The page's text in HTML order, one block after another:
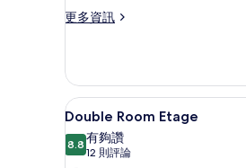
相
更多資訊
更
Superior
的
詳
顯
示
Double
4
Double Room Etage
8.88.8 分，滿分 10 分
有夠讚
12 則評論
(12